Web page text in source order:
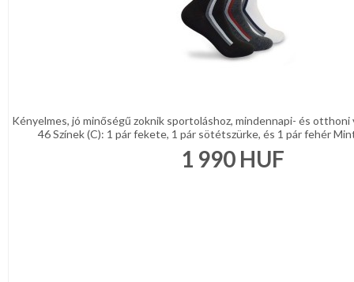
Kényelmes, jó minőségű zoknik sportoláshoz, mindennapi- és
46 Színek (C): 1 pár fekete, 1 pár sötétszürke, és 1 pár fehér
1 990 HUF